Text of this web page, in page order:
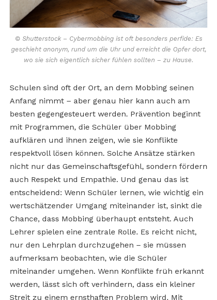
© Shutterstock – Cybermobbing ist oft besonders perfide: Es
geschieht anonym, rund um die Uhr und erreicht die Opfer dort,
wo sie sich eigentlich sicher fühlen sollten – zu Hause.
Schulen sind oft der Ort, an dem Mobbing seinen
Anfang nimmt – aber genau hier kann auch am
besten gegengesteuert werden. Prävention beginnt
mit Programmen, die Schüler über Mobbing
aufklären und ihnen zeigen, wie sie Konflikte
respektvoll lösen können. Solche Ansätze stärken
nicht nur das Gemeinschaftsgefühl, sondern fördern
auch Respekt und Empathie. Und genau das ist
entscheidend: Wenn Schüler lernen, wie wichtig ein
wertschätzender Umgang miteinander ist, sinkt die
Chance, dass Mobbing überhaupt entsteht. Auch
Lehrer spielen eine zentrale Rolle. Es reicht nicht,
nur den Lehrplan durchzugehen – sie müssen
aufmerksam beobachten, wie die Schüler
miteinander umgehen. Wenn Konflikte früh erkannt
werden, lässt sich oft verhindern, dass ein kleiner
Streit zu einem ernsthaften Problem wird. Mit